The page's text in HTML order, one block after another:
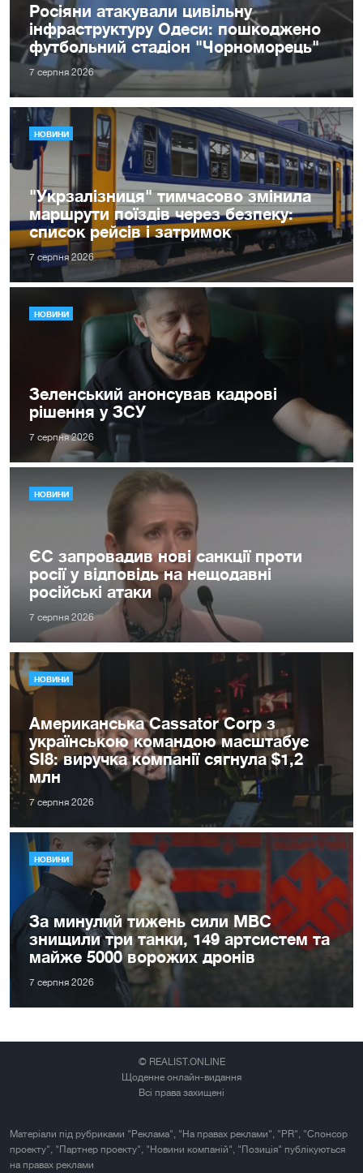
Росіяни атакували цивільну
інфраструктуру Одеси: пошкоджено
футбольний стадіон "Чорноморець"
7 серпня 2026
НОВИНИ
"Укрзалізниця" тимчасово змінила
маршрути поїздів через безпеку:
список рейсів і затримок
7 серпня 2026
НОВИНИ
Зеленський анонсував кадрові
рішення у ЗСУ
7 серпня 2026
НОВИНИ
ЄС запровадив нові санкції проти
росії у відповідь на нещодавні
російські атаки
7 серпня 2026
НОВИНИ
Американська Cassator Corp з
українською командою масштабує
SI8: виручка компанії сягнула $1,2
млн
7 серпня 2026
НОВИНИ
За минулий тижень сили МВС
знищили три танки, 149 артсистем та
майже 5000 ворожих дронів
7 серпня 2026
© REALIST.ONLINE
Щоденне онлайн-видання
Всі права захищені
Матеріали під рубриками "Реклама", "На правах реклами", "PR", "Спонсор
проекту", "Партнер проекту", "Новини компаній", "Позиція" публікуються
на правах реклами